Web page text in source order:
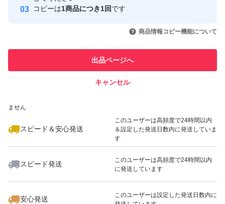
引を完了させた実績があります
での取引実績があります
ません
スピード＆安心発送
このユーザーは高頻度で24時間以内
＆設定した発送日数内に発送していま
す
スピード発送
このユーザーは高頻度で24時間以内
に発送しています
安心発送
このユーザーは設定した発送日数内に
コピーは1商品につき1回です
商品情報コピー機能について
出品ページへ
キャンセル
いいね！
1,900